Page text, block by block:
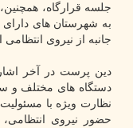
جلسه قرارگاه، همچنین،
به شهرستان های دارای
جانبه از نیروی
دین پرست در آخر
دستگاه های مختلف و
نظارت ویژه با
حضور نیروی